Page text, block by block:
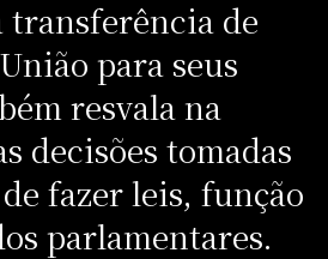
transferência de
para seus
resvala na
decisões tomadas
fazer leis, função
parlamentares.